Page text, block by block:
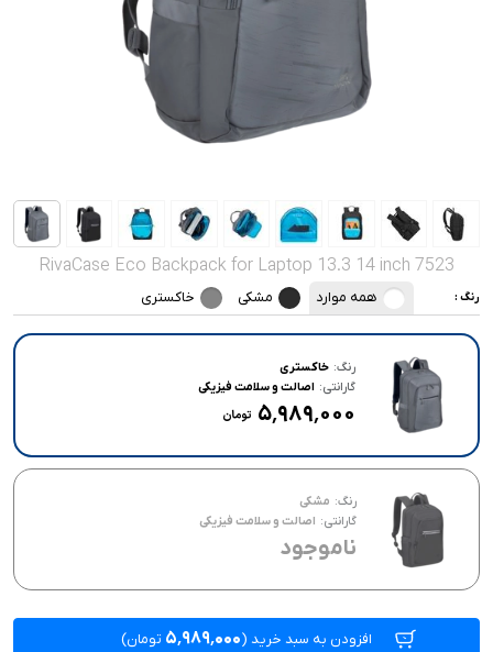
محصولات کارکرده
تماس با ما
RivaCase Eco Backpack for Laptop 13.3 14 inch 7523
رنگ : همه موارد مشکی خاکستری
رنگ: خاکستری
گارانتی: اصالت و سلامت فیزیکی
۵٬۹۸۹٬۰۰۰
رنگ: مشکی
گارانتی: اصالت و سلامت فیزیکی
ناموجود
افزودن به سبد خرید (۵٬۹۸۹٬۰۰۰ تومان)